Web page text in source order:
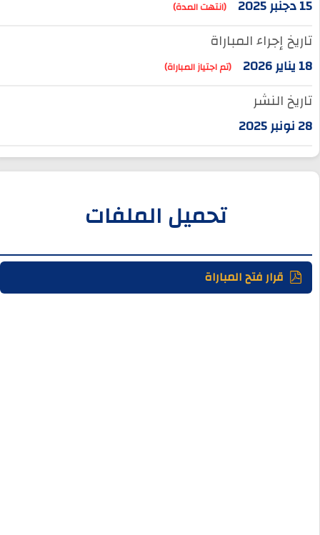
15 دجنبر 2025 (انتهت المدة)
تاريخ إجراء المباراة
18 يناير 2026 (تم اجتياز المباراة)
تاريخ النشر
28 نونبر 2025
تحميل الملفات
قرار فتح المباراة